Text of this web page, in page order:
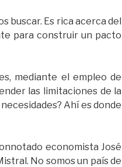
buscar. Es rica acerca del
para construir un pacto
mediante el empleo de
las limitaciones de la
Ahí es donde
economista José
No somos un país de